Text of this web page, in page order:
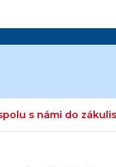
s námi do